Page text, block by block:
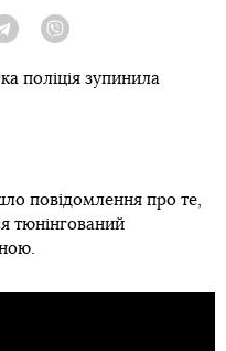
Telegram
поліція зупинила
повідомлення про те,
тюнінгований